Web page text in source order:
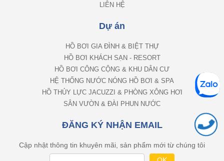
LIÊN HỆ
Dự án
HỒ BƠI GIA ĐÌNH & BIỆT THỰ
HỒ BƠI KHÁCH SẠN - RESORT
HỒ BƠI CÔNG CỘNG & KHU DÂN CƯ
HỆ THỐNG NƯỚC NÓNG HỒ BƠI & SPA
HỒ THỦY LỰC JACUZZI & PHÒNG XÔNG HƠI
SÂN VƯỜN & ĐÀI PHUN NƯỚC
ĐĂNG KÝ NHẬN EMAIL
Cập nhật thông tin khuyên mãi, sản phẩm mới từ chúng tôi